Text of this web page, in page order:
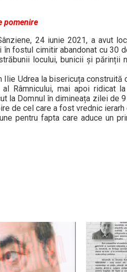
pomenire
24 iunie 2021, a avut
fostul cimitir abandonat cu 30
locului, bunicii și părinții
Udrea la bisericuța construită
Râmnicului, mai apoi ridicat
la Domnul în dimineața zilei de
de cel care a fost vrednic ierarh
pentru fapta care aduce un